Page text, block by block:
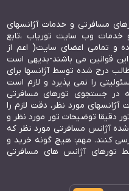
مسافرتی و خدمات آژانسهای
خدمات وب سایت توریاب ،تابع
و تمامی اعضای سایت( اعم از
قوانین می باشند-بدیهی است
درج شده توسط آژانسها برای
را نمی پذیرد و لازم است
در جستجوی تورهای مسافرتی
مورد نظر، دقت لازم را
دقیقا توضیحات تور مورد نظر و
شده آژانس مسافرتی مورد نظر که
کنند. مهم: هیچ گونه خرید و
تورهای آژانس های مسافرتی